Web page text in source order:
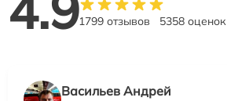
1799 отзывов 5358 оценок
Васильев Андрей